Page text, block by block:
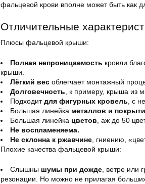
фальцевой крови вполне может быть как
Отличительные
Плюсы фальцевой крыши:
Полная непроницаемость кровли
крыши.
Лёгкий вес облегчает монтажный
Долговечность, к примеру, крыша из
Подходитдля фигурных кровель, с
Большая линейка металлов и
Большая линейка цветов, аж до 50
Не воспламеняема.
Не склонна к ржавчине, гниению,
Плохие качества фальцевой крыши:
Слышны шумы при дожде, ветре или
резонации. Но можно не прилагая